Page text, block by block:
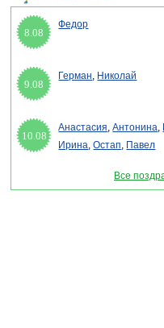
8.08
Федор
9.08
Герман, Николай
10.08
Анастасия,Антонина,
Ирина,Остап, Павел
Все